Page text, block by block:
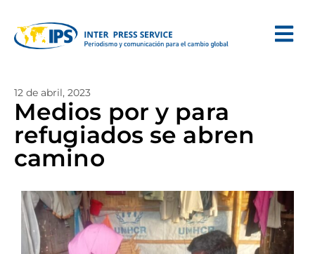
12 de abril, 2023
Medios por y para
refugiados se abren
camino